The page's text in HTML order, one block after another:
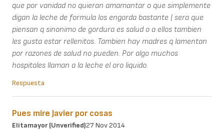
que por vanidad no quieran amamantar o que simplemente
digan la leche de formula los engorda bastante ( sera que
piensan q sinonimo de gordura es salud o a ellos tambien
les gusta estar rellenitos. Tambien hay madres q lamentan
por razones de salud no pueden. Por algo muchos
hospitales llaman a la leche el oro liquido.
Respuesta
Pues mire Javier por cosas
Elitamayor (unverified)27 Nov 2014